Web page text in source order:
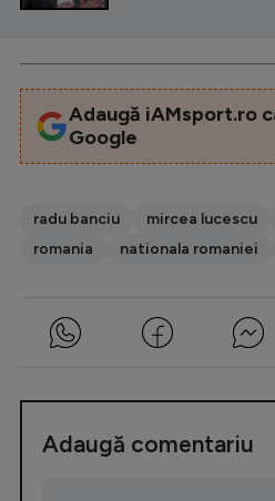
Adaugă iAMsport.ro
Google
radu banciu mircea lucescu
romania
nationala romaniei
Adaugă comentariu